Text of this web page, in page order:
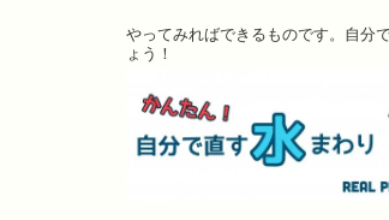
やってみればできるものです。自分
ょう！